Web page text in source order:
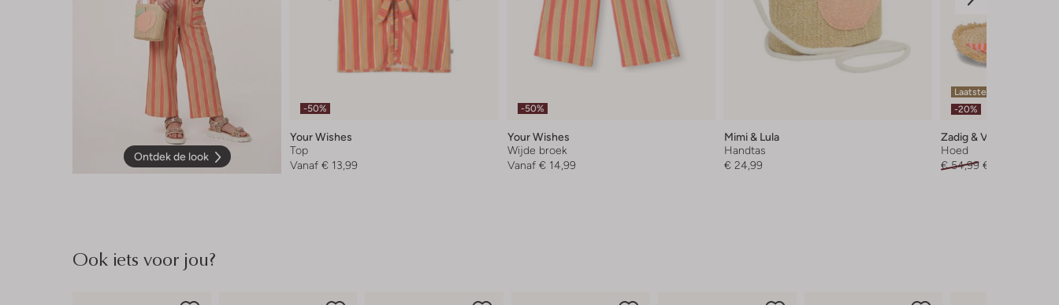
Ontdek de look
-50%
Your Wishes
Top
Vanaf € 13,99
-50%
Your Wishes
Wijde broek
Vanaf € 14,99
Mimi & Lula
Handtas
€ 24,99
Laatste maten
-20%
Zadig & Voltaire
Hoed
€ 54,99 € 43,99
Ook iets voor jou?